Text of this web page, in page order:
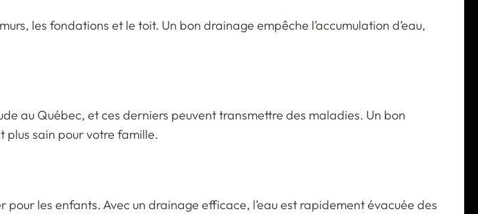
les fondations et le toit. Un bon drainage empêche l’accumulation d’eau,
au Québec, et ces derniers peuvent transmettre des maladies. Un bon
plus sain pour votre famille.
les enfants. Avec un drainage efficace, l’eau est rapidement évacuée des